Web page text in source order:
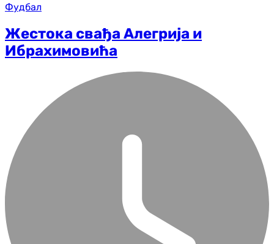
Фудбал
Жестока свађа Алегрија и
Ибрахимовића